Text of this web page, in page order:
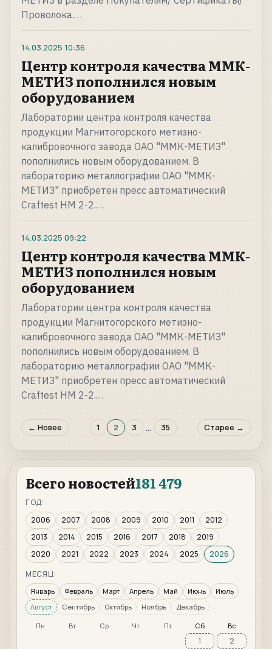
Проволока.…
14.03.2025 10:36
Центр контроля качества ММК-
МЕТИЗ пополнился новым
оборудованием
Лаборатории центра контроля качества
продукции Магнитогорского метизно-
калибровочного завода ОАО "ММК-МЕТИЗ"
пополнились новым оборудованием. В
лабораторию металлографии ОАО "ММК-
МЕТИЗ" приобретен пресс автоматический
Craftest HM 2-2.…
14.03.2025 09:22
Центр контроля качества ММК-
МЕТИЗ пополнился новым
оборудованием
Лаборатории центра контроля качества
продукции Магнитогорского метизно-
калибровочного завода ОАО "ММК-МЕТИЗ"
пополнились новым оборудованием. В
лабораторию металлографии ОАО "ММК-
МЕТИЗ" приобретен пресс автоматический
Craftest HM 2-2.…
← Новее 1 2 3 … 35 Старее →
Всего новостей181 479
ГОД:
2006
2007 2008 2009 2010 2011
2012
2013
2014 2015 2016 2017 2018
2019
2020
2021 2022 2023 2024 2025
2026
МЕСЯЦ:
Январь Февраль Март Апрель Май Июнь
Июль
Август
Сентябрь Октябрь Ноябрь Декабрь
Пн Вт Ср Чт Пт Сб Вс
1
2